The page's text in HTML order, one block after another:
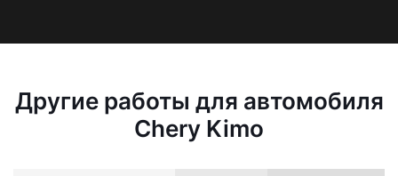
Другие работы для автомобиля
Chery Kimo